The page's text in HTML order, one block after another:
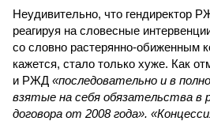
Неудивительно, что гендиректор
реагируя на словесные
со словно растерянно-обиженным
кажется, стало только хуже. Как
и РЖД «последовательно и в
взятые на себя обязательства в
договора от 2008 года».